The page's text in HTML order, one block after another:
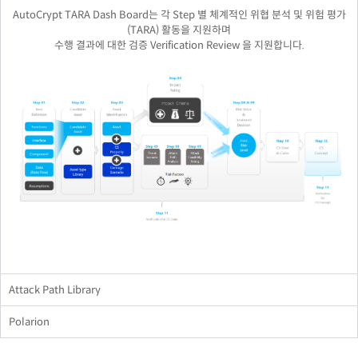
AutoCrypt TARA Dash Board는 각 Step 별 체계적인 위협 분석 및 위험 평가
(TARA) 활동을 지원하며
수행 결과에 대한 검증 Verification Review 을 지원합니다.
Attack Path Library
Polarion